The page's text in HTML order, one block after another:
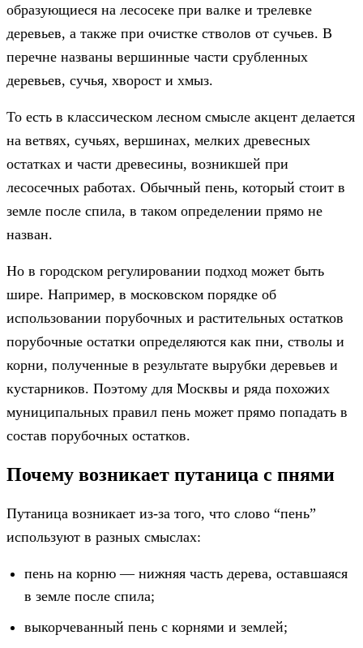
образующиеся на лесосеке при валке и трелевке
деревьев, а также при очистке стволов от сучьев. В
перечне названы вершинные части срубленных
деревьев, сучья, хворост и хмыз.
То есть в классическом лесном смысле акцент делается
на ветвях, сучьях, вершинах, мелких древесных
остатках и части древесины, возникшей при
лесосечных работах. Обычный пень, который стоит в
земле после спила, в таком определении прямо не
назван.
Но в городском регулировании подход может быть
шире. Например, в московском порядке об
использовании порубочных и растительных остатков
порубочные остатки определяются как пни, стволы и
корни, полученные в результате вырубки деревьев и
кустарников. Поэтому для Москвы и ряда похожих
муниципальных правил пень может прямо попадать в
состав порубочных остатков.
Почему возникает путаница с пнями
Путаница возникает из-за того, что слово “пень”
используют в разных смыслах:
пень на корню — нижняя часть дерева, оставшаяся
в земле после спила;
выкорчеванный пень с корнями и землей;